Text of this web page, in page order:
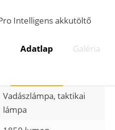
Intelligens akkutöltő
Adatlap Galéria
Vadászlámpa, taktikai
lámpa